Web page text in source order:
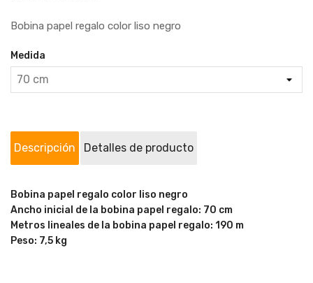
Bobina papel regalo color liso negro
Medida
Descripción Detalles de producto
Bobina papel regalo color liso negro
Ancho inicial de la bobina papel regalo: 70 cm
Metros lineales de la bobina papel regalo: 190 m
Peso: 7,5 kg